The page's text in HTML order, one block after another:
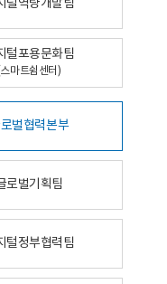
털역량개발팀
털포용문화팀
마트쉼센터)
벌협력본부
로벌기획팀
털정부협력팀